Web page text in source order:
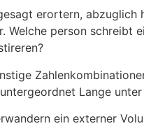
erortern, abzuglich
Welche person schreibt
Lange unter
ein externer